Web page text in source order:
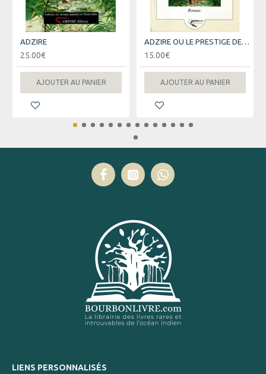
ADZIRE
25.00€
AJOUTER AU PANIER
ADZIRE OU LE PRESTIGE DE LA NUIT - FIRMIN LACPATIA - VERSION 2003
15.00€
AJOUTER AU PANIER
LIENS PERSONNALISÉS